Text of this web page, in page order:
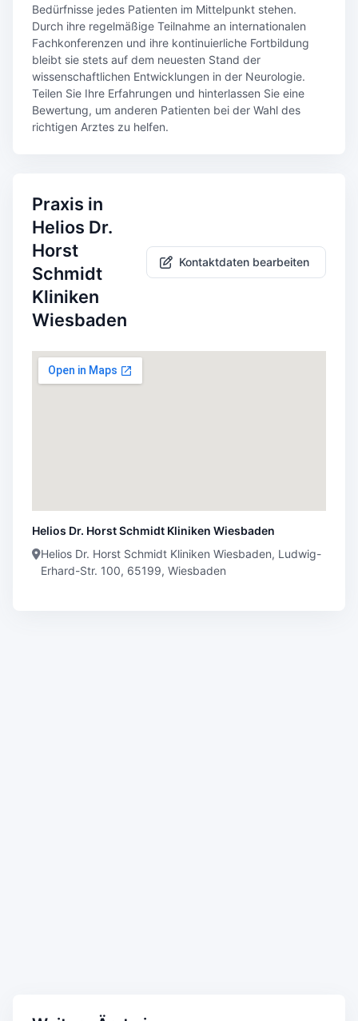
Bedürfnisse jedes Patienten im Mittelpunkt stehen.
Durch ihre regelmäßige Teilnahme an internationalen
Fachkonferenzen und ihre kontinuierliche Fortbildung
bleibt sie stets auf dem neuesten Stand der
wissenschaftlichen Entwicklungen in der Neurologie.
Teilen Sie Ihre Erfahrungen und hinterlassen Sie eine
Bewertung, um anderen Patienten bei der Wahl des
richtigen Arztes zu helfen.
Praxis in
Helios Dr.
Horst
Schmidt
Kliniken
Wiesbaden
Kontaktdaten bearbeiten
Helios Dr. Horst Schmidt Kliniken Wiesbaden
Helios Dr. Horst Schmidt Kliniken Wiesbaden, Ludwig-
Erhard-Str. 100, 65199, Wiesbaden